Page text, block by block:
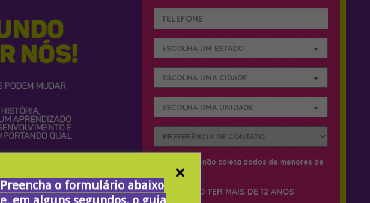
Preencha o formulário abaixo
ESCOLHA UM ESTADO
ESCOLHA UMA CIDADE
ESCOLHA UMA UNIDADE
Este website não coleta dados de menores de
12 anos.
DECLARO TER MAIS DE 12 ANOS